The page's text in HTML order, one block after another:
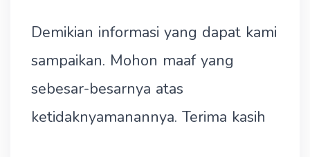
Demikian informasi yang dapat kami
sampaikan. Mohon maaf yang
sebesar-besarnya atas
ketidaknyamanannya. Terima kasih